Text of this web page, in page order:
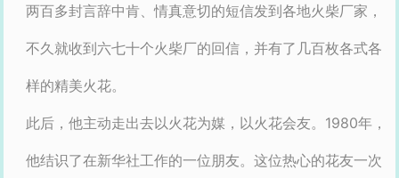
两百多封言辞中肯、情真意切的短信发到各地火柴厂家，
不久就收到六七十个火柴厂的回信，并有了几百枚各式各
样的精美火花。
此后，他主动走出去以火花为媒，以火花会友。1980年，
他结识了在新华社工作的一位朋友。这位热心的花友一次